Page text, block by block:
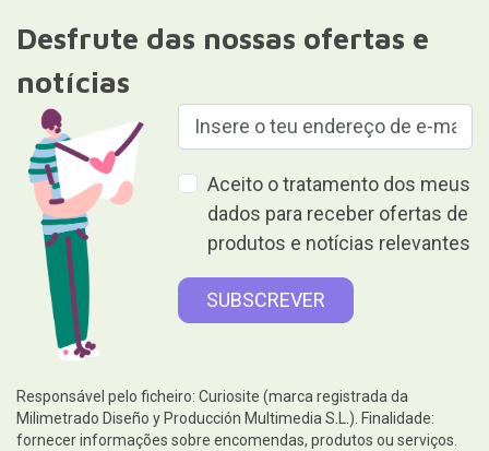
Desfrute das nossas ofertas e
notícias
Aceito o tratamento dos meus
dados para receber ofertas de
produtos e notícias relevantes
Responsável pelo ficheiro: Curiosite (marca registrada da
Milimetrado Diseño y Producción Multimedia S.L.). Finalidade:
fornecer informações sobre encomendas, produtos ou serviços.